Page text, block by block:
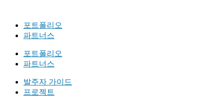
포트폴리오
파트너스
포트폴리오
파트너스
발주자 가이드
프로젝트